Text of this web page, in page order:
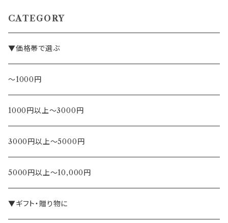
CATEGORY
▼価格帯で選ぶ
～1000円
1000円以上～3000円
3000円以上～5000円
5000円以上～10,000円
▼ギフト・贈り物に